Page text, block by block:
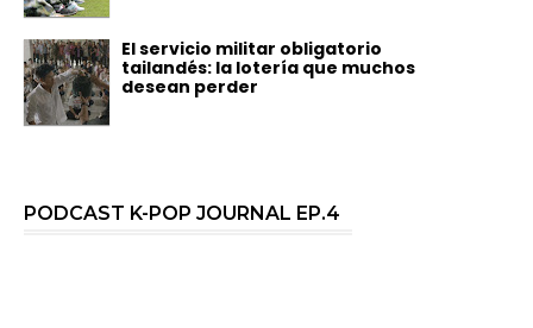
El servicio militar obligatorio
tailandés: la lotería que muchos
desean perder
PODCAST K-POP JOURNAL EP.4